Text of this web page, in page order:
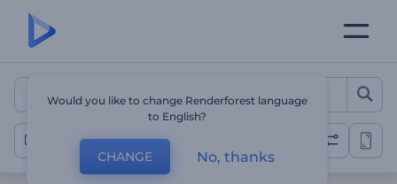
Шаблоны
Видео Инфографика
Would you like to change Renderforest language
to English?
CHANGE No, thanks